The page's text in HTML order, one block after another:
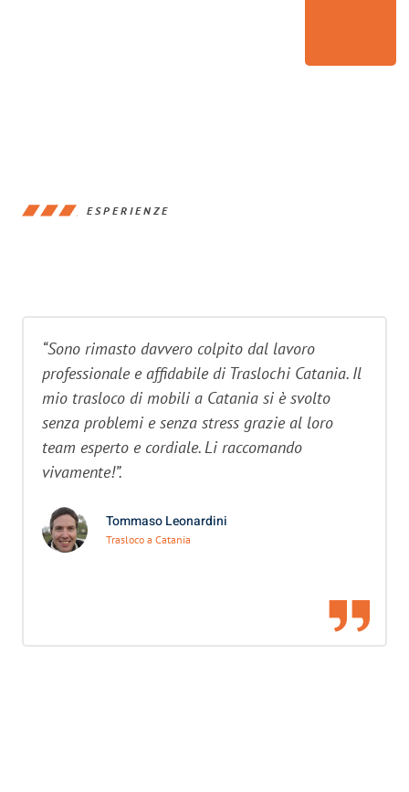
ESPERIENZE
“Sono rimasto davvero colpito dal lavoro
professionale e affidabile di Traslochi Catania. Il
mio trasloco di mobili a Catania si è svolto
senza problemi e senza stress grazie al loro
team esperto e cordiale. Li raccomando
vivamente!”.
Tommaso Leonardini
Trasloco a Catania